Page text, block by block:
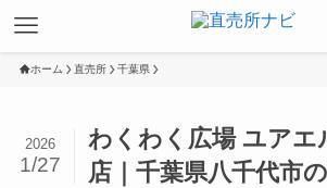
ホーム 直売所 千葉県
わくわく広場 ユアエ
店｜千葉県八千代市
2026
1/27